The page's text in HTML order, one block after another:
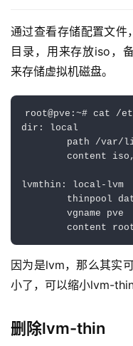
通过查看存储配置文
目录，用来存放iso，
来存储虚拟机磁盘。
root@pve:~# cat /
dir: local
path /var/
content
lvmthin: local-lvm
thinpool
        vgname pve
content
因为是lvm，那么其实
小了，可以缩小lvm-
删除lvm-thin